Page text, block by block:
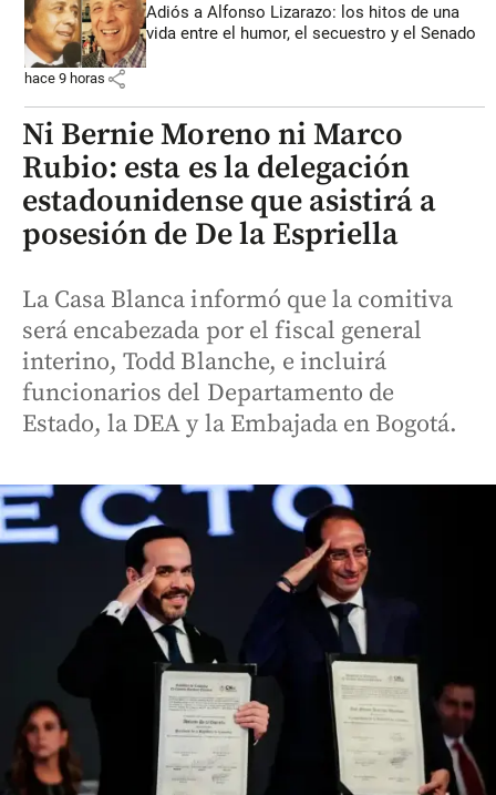
Adiós a Alfonso Lizarazo: los hitos de una
vida entre el humor, el secuestro y el Senado
hace 9 horas share
Ni Bernie Moreno ni Marco
Rubio: esta es la delegación
estadounidense que asistirá a
posesión de De la Espriella
La Casa Blanca informó que la comitiva
será encabezada por el fiscal general
interino, Todd Blanche, e incluirá
funcionarios del Departamento de
Estado, la DEA y la Embajada en Bogotá.